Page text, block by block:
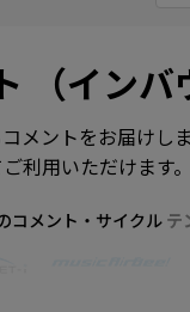
（インバ
メントをお届けし
利用いただけます。
コメント・サイクル テ